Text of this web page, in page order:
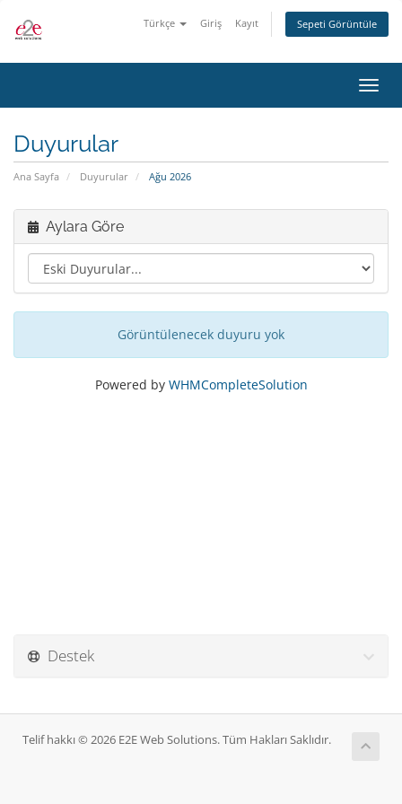
Türkçe Giriş Kayıt Sepeti Görüntüle
Duyurular
Ana Sayfa Duyurular Ağu 2026
Aylara Göre
Görüntülenecek duyuru yok
Powered by WHMCompleteSolution
Destek
Telif hakkı © 2026 E2E Web Solutions. Tüm Hakları Saklıdır.